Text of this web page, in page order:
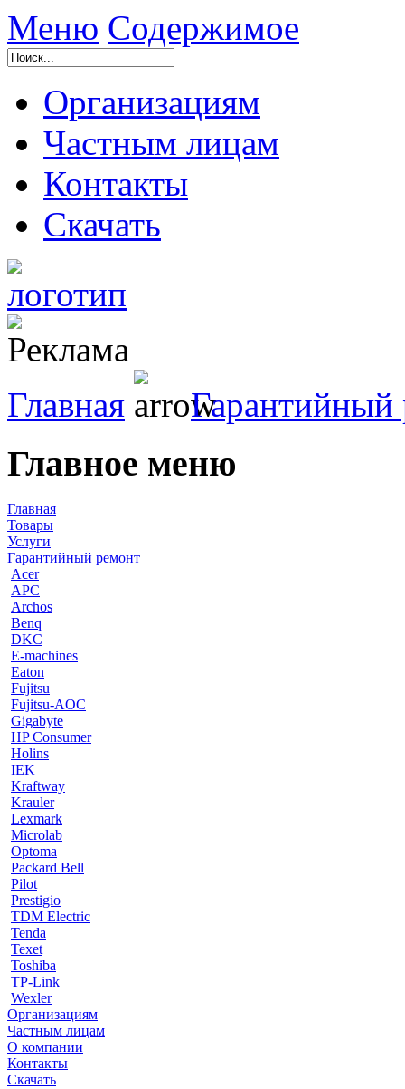
Меню Содержимое
Организациям
Частным лицам
Контакты
Скачать
Главная Гарантийный
Главное меню
Главная
Товары
Услуги
Гарантийный ремонт
Acer
APC
Archos
Benq
DKC
E-machines
Eaton
Fujitsu
Fujitsu-AOC
Gigabyte
HP Consumer
Holins
IEK
Kraftway
Krauler
Lexmark
Microlab
Optoma
Packard Bell
Pilot
Prestigio
TDM Electric
Tenda
Texet
Toshiba
TP-Link
Wexler
Организациям
Частным лицам
О компании
Контакты
Скачать